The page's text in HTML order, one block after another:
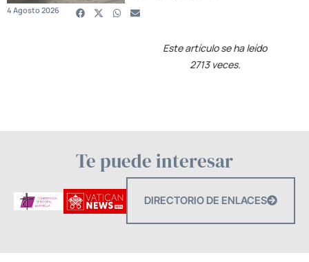
4 Agosto 2026
Este artículo se ha leído
2713 veces.
Te puede interesar
DIRECTORIO DE ENLACES